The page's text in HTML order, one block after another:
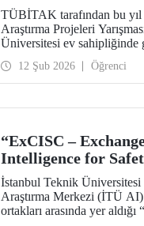
TÜBİTAK tarafından bu
Araştırma Projeleri
Üniversitesi ev sahipliğinde
12 Şub 2026 Öğrenci
“ExCISC –
Intelligence for
Ufuk Avrupa MSCA-
İstanbul Teknik
Araştırma Merkezi (İTÜ
ortakları arasında yer